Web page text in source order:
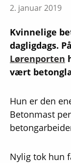
2. januar 2019
Kvinnelige
dagligdags.
Lørenporten
vært
Hun er den
Betonmast
Nylig tok hun